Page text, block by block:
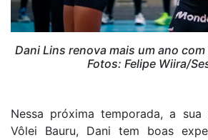
Dani Lins renova mais um ano com
Fotos: Felipe Wiira/
Nessa próxima temporada, a
Vôlei Bauru, Dani tem boas